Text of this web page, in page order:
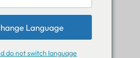
gestione del bestiame con la
Language
do not switch language